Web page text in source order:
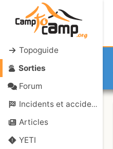
Topoguide
Sorties
Forum
Incidents et accidents
Articles
YETI